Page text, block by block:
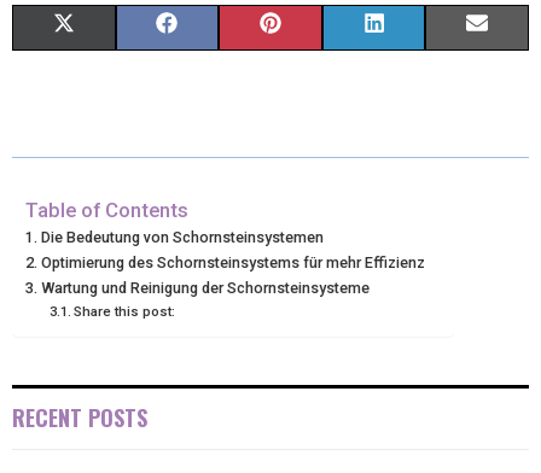
W
T
T
E
O
O
T
R
E
K I
Table of Contents
Die Bedeutung von Schornsteinsystemen
Optimierung des Schornsteinsystems für mehr Effizienz
Wartung und Reinigung der Schornsteinsysteme
Share this post:
RECENT POSTS